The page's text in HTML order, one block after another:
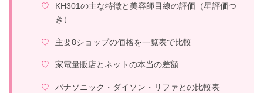
KH301の主な特徴と美容師目線の評価（星評価つ
き）
主要8ショップの価格を一覧表で比較
家電量販店とネットの本当の差額
パナソニック・ダイソン・リファとの比較表